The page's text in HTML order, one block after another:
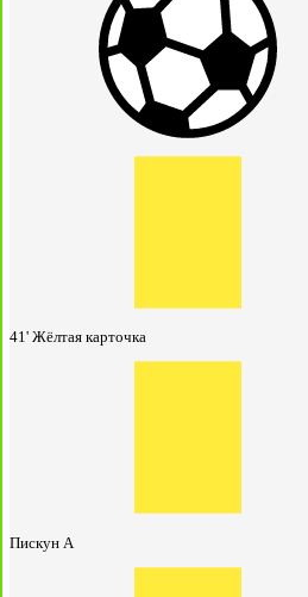
41' Жёлтая карточка
Пискун А